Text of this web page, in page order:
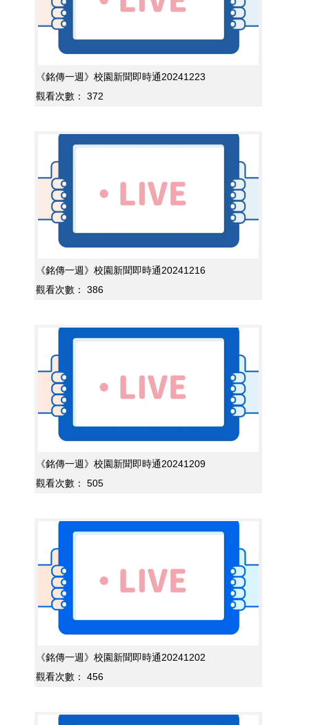
《銘傳一週》校園新聞即時通20241223
觀看次數：
372
《銘傳一週》校園新聞即時通20241216
觀看次數：
386
《銘傳一週》校園新聞即時通20241209
觀看次數：
505
《銘傳一週》校園新聞即時通20241202
觀看次數：
456